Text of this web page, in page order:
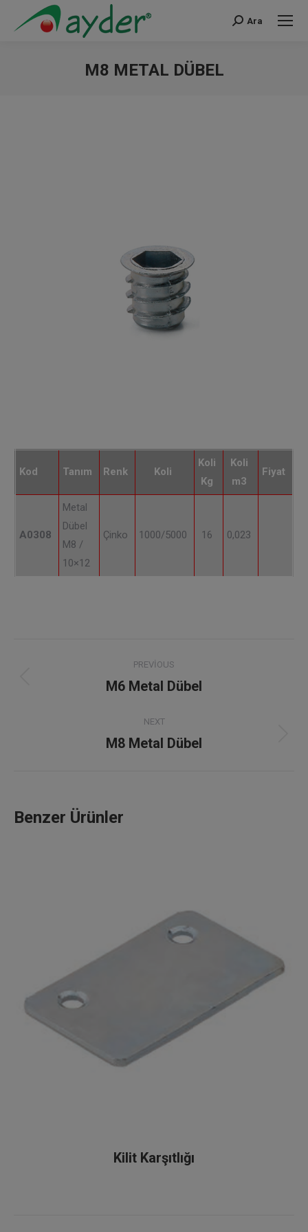
Search:
Ara
M8 METAL DÜBEL
Kod Tanım Renk Koli
Koli
Kg
Koli
m3
Fiyat
A0308
Metal
Dübel
M8 /
10×12
Çinko 1000/5000 16 0,023
navigation
PREVIOUS
Previous
M6 Metal Dübel
NEXT
Next
M8 Metal Dübel
Benzer Ürünler
Kilit Karşıtlığı